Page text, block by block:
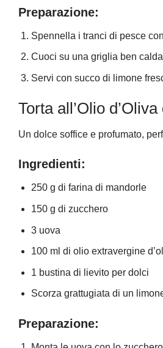
Preparazione:
Spennella i tranci di pesce
Cuoci su una griglia ben
Servi con succo di limone
Torta all’Olio
Un dolce soffice e profumato,
Ingredienti:
250 g di farina di mandorle
150 g di zucchero
3 uova
100 ml di olio extravergine
1 bustina di lievito per dolci
Scorza grattugiata di un
Preparazione: